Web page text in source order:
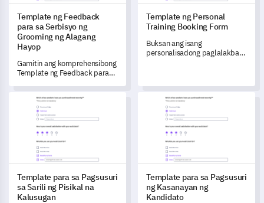
Template ng Feedback
para sa Serbisyo ng
Grooming ng Alagang
Hayop
Gamitin ang komprehensibong
Template ng Feedback para
Alagang Hayop upang
maunawaan at mapabuti ang
iyong mga serbisyo sa
grooming batay sa feedback
ng customer, na nagdadala ng
kasiyahan ng kliyente at
nagpapalago ng iyong
negosyo.
Template ng Personal
Training Booking Form
Buksan ang isang
personalisadong paglalakbay
Booking Form na ito.
Template para sa Pagsusuri sa Sarili ng Pisikal na Kalusugan
Template para sa Pagsusuri
sa Sarili ng Pisikal na
Kalusugan
Template para sa Pagsusuri
Template para sa Pagsusuri
ng Kasanayan ng
Kandidato